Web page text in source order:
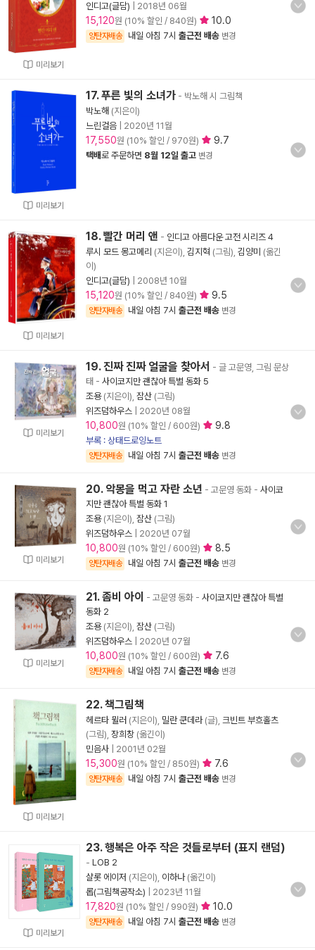
미리보기
인디고(글담) 2018년 06월
15,120원 (10% 할인 / 840원) 10.0
양탄자배송 내일 아침 7시 출근전 배송 변경
미리보기
17. 푸른 빛의 소녀가 - 박노해 시 그림책
박노해 (지은이)
느린걸음
2020년 11월
17,550원 (10% 할인 / 970원) 9.7
택배로 주문하면 8월 12일 출고 변경
미리보기
18. 빨간 머리 앤 - 인디고 아름다운 고전 시리즈 4
루시 모드 몽고메리 (지은이), 김지혁 (그림), 김양미 (옮긴
이)
인디고(글담)
2008년 10월
15,120원 (10% 할인 / 840원) 9.5
양탄자배송 내일 아침 7시 출근전 배송 변경
미리보기
19. 진짜 진짜 얼굴을 찾아서 - 글 고문영, 그림 문상
태 - 사이코지만 괜찮아 특별 동화 5
조용(지은이), 잠산 (그림)
위즈덤하우스
2020년 08월
10,800원 (10% 할인 / 600원) 9.8
부록 : 상태드로잉노트
양탄자배송 내일 아침 7시 출근전 배송 변경
미리보기
20. 악몽을 먹고 자란 소년 - 고문영 동화 - 사이코
지만 괜찮아 특별 동화 1
조용(지은이), 잠산 (그림)
위즈덤하우스
2020년 07월
10,800원 (10% 할인 / 600원) 8.5
양탄자배송 내일 아침 7시 출근전 배송 변경
미리보기
21. 좀비 아이 - 고문영 동화 - 사이코지만 괜찮아 특별
동화 2
조용(지은이), 잠산 (그림)
위즈덤하우스
2020년 07월
10,800원 (10% 할인 / 600원) 7.6
양탄자배송 내일 아침 7시 출근전 배송 변경
미리보기
22. 책그림책
헤르타 뮐러 (지은이), 밀란 쿤데라(글), 크빈트 부흐홀츠
(그림), 장희창 (옮긴이)
민음사
2001년 02월
15,300원 (10% 할인 / 850원) 7.6
양탄자배송 내일 아침 7시 출근전 배송 변경
미리보기
23. 행복은 아주 작은 것들로부터 (표지 랜덤)
- LOB 2
샬롯 에이저 (지은이), 이하나(옮긴이)
롭(그림책공작소)
2023년 11월
17,820원 (10% 할인 / 990원) 10.0
양탄자배송 내일 아침 7시 출근전 배송 변경